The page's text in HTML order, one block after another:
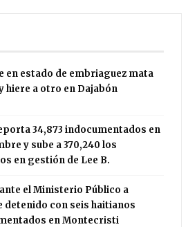
en estado de embriaguez mata
hiere a otro en Dajabón
34,873 indocumentados en
y sube a 370,240 los
en gestión de Lee B.
el Ministerio Público a
detenido con seis haitianos
en Montecristi